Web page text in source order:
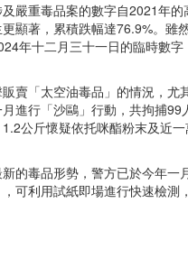
嚴重毒品案的數字自2021年
顯著，累積跌幅達76.9%。雖
年十二月三十一日的臨時數
賣「太空油毒品」的情況，
進行「沙鷗」行動，共拘捕
公斤懷疑依托咪酯粉末及近一
的毒品形勢，警方已於今年
可利用試紙即場進行快速檢測